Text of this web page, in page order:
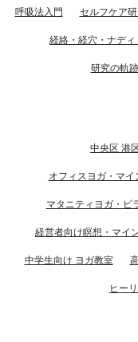
呼吸法入門 セルフケア
経絡・経穴・ナデ
研究の軌
中央区 港
オフィスヨガ・マ
マタニティヨガ・ピ
経営者向け瞑想・マイ
中学生向け ヨガ教室
ヒー